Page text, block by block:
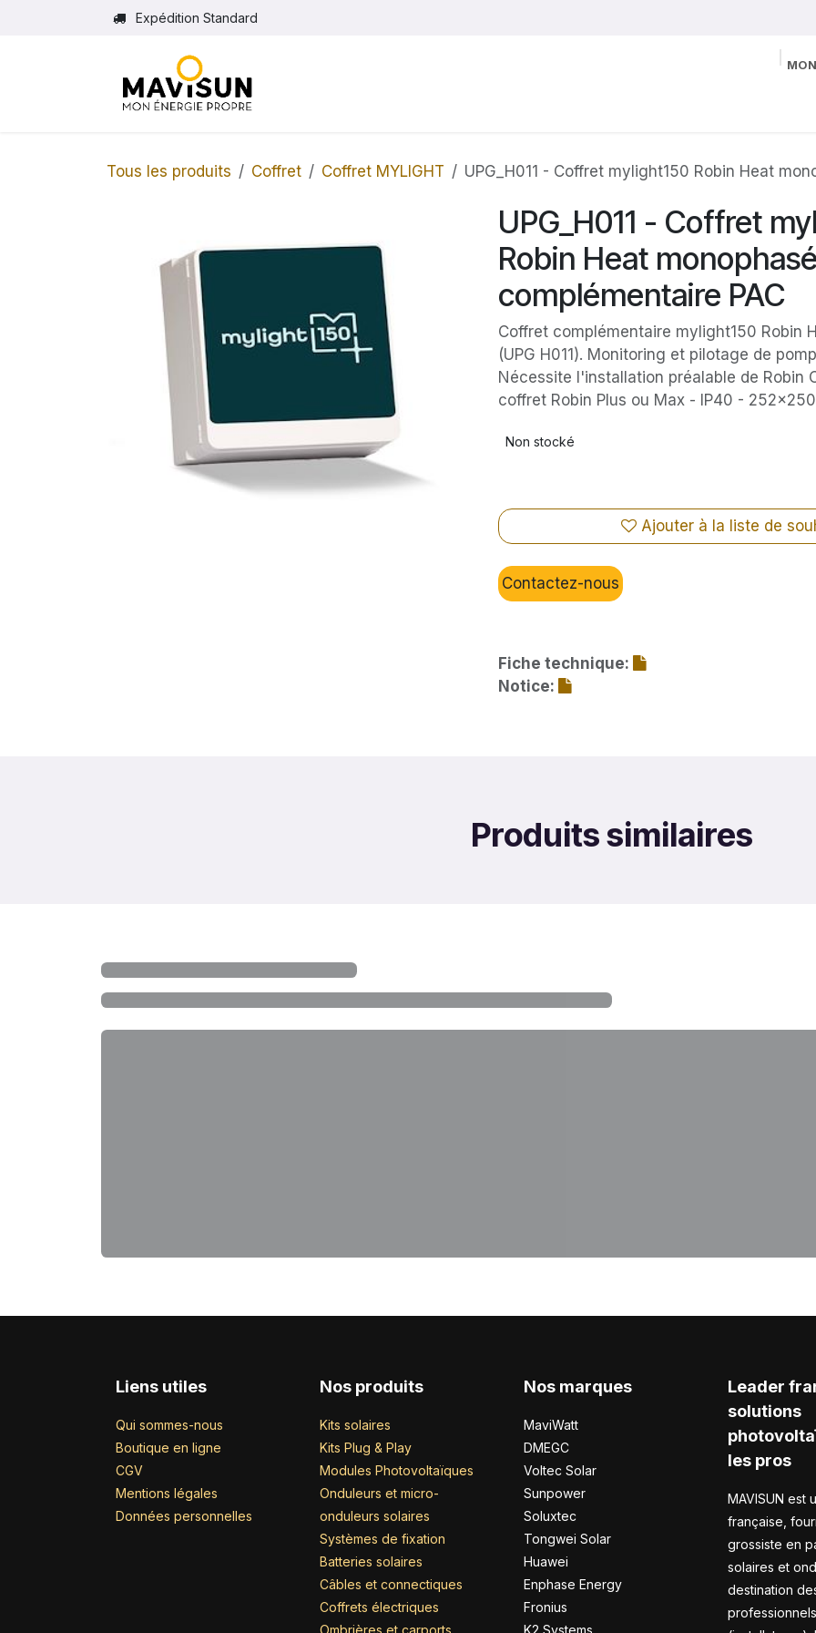
Se rendre au contenuExpédition Standard
Tous les produits Coffret Coffret MYLIGHT UPG_H011 - Coffret mylight150 Robin Heat
UPG_H011 - Coffret
Robin Heat
complémentaire PAC
Coffret complémentaire mylight150 Robin
(UPG H011). Monitoring et pilotage de
Nécessite l'installation préalable de Robin
coffret Robin Plus ou Max - IP40 -
Non stocké
Ajouter à la liste de
Contactez-nous
Fiche technique:
Notice:
Produits similaires
Liens utiles
Qui sommes-nous
Boutique en ligne
CGV
Mentions légales
Données personnelles
Nos produits
Kits solaires
Kits Plug & Play
Modules Photovoltaïques
Onduleurs et micro-
onduleurs solaires
Systèmes de fixation
Batteries solaires
Câbles et connectiques
Coffrets électriques
Nos marques
MaviWatt
DMEGC
Voltec Solar
Sunpower
Soluxtec
Tongwei Solar
Huawei
Enphase Energy
Fronius
Leader
solutions
les pros
MAVISUN est
française,
grossiste en
solaires et
destination